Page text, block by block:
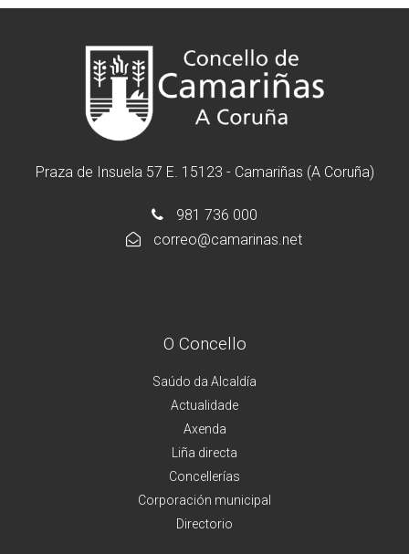
Praza de Insuela 57 E. 15123 - Camariñas (A Coruña)
981 736 000
correo@camarinas.net
O Concello
Saúdo da Alcaldía
Actualidade
Axenda
Liña directa
Concellerías
Corporación municipal
Directorio